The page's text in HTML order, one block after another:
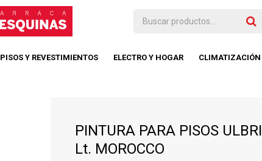
PISOS Y REVESTIMIENTOS ELECTRO Y HOGAR CLIMATIZACIÓN
PINTURA PARA PISOS
Lt. MOROCCO